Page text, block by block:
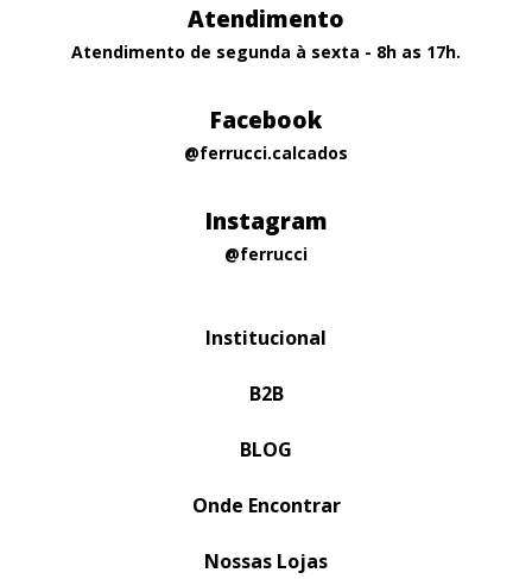
Atendimento
Atendimento de segunda à sexta - 8h as 17h.
Facebook
@ferrucci.calcados
Instagram
@ferrucci
Institucional
B2B
BLOG
Onde Encontrar
Nossas Lojas